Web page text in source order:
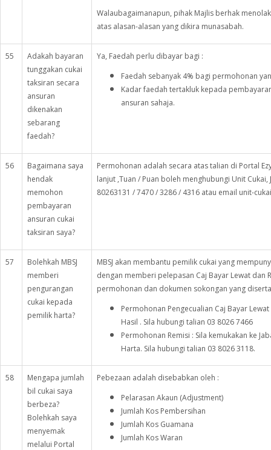
Walaubagaimanapun, pihak Majlis berhak
atas alasan-alasan yang dikira munasabah.
55
Adakah bayaran
tunggakan cukai
taksiran secara
ansuran
dikenakan
sebarang
faedah?
Ya, Faedah perlu dibayar bagi :
Faedah sebanyak 4% bagi permohonan
Kadar faedah tertakluk kepada
ansuran sahaja.
56
Bagaimana saya
hendak
memohon
pembayaran
ansuran cukai
taksiran saya?
Permohonan adalah secara atas talian di Portal
lanjut ,Tuan / Puan boleh menghubungi Unit
80263131 / 7470 / 3286 / 4316 atau email unit-
57
Bolehkah MBSJ
memberi
pengurangan
cukai kepada
pemilik harta?
MBSJ akan membantu pemilik cukai yang
dengan memberi pelepasan Caj Bayar Lewat dan
permohonan dan dokumen sokongan yang
Permohonan Pengecualian Caj Bayar
Hasil . Sila hubungi talian 03 8026 7466
Permohonan Remisi : Sila kemukakan ke
Harta. Sila hubungi talian 03 8026 3118.
58
Mengapa jumlah
bil cukai saya
berbeza?
Bolehkah saya
menyemak
melalui Portal
Pebezaan adalah disebabkan oleh :
Pelarasan Akaun (Adjustment)
Jumlah Kos Pembersihan
Jumlah Kos Guamana
Jumlah Kos Waran